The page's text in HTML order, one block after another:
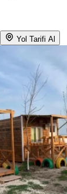
Yol Tarifi Al